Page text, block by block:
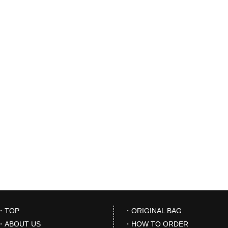
・TOP
・ABOUT US
・ORIGINAL BAG
・HOW TO ORDER